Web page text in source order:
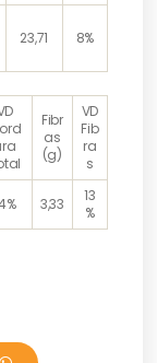
23,71 8%
Fibr
as
(g)
VD
Fib
ra
s
3,33
13
%